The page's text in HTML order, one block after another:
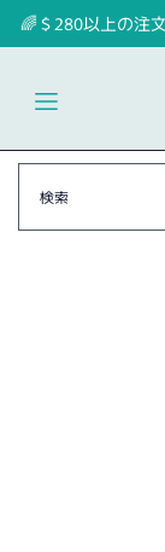
🌈＄280以上の注